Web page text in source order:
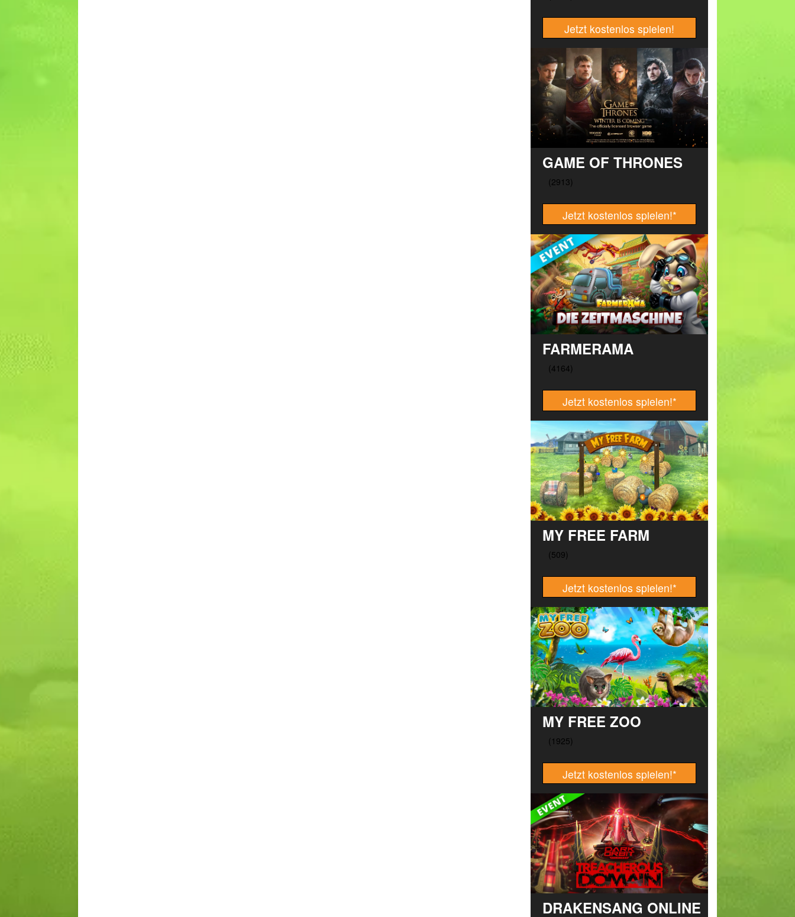
Jetzt kostenlos spielen!
GAME OF THRONES
Jetzt kostenlos spielen!*
FARMERAMA
Jetzt kostenlos spielen!*
MY FREE FARM
Jetzt kostenlos spielen!*
MY FREE ZOO
Jetzt kostenlos spielen!*
DRAKENSANG ONLINE